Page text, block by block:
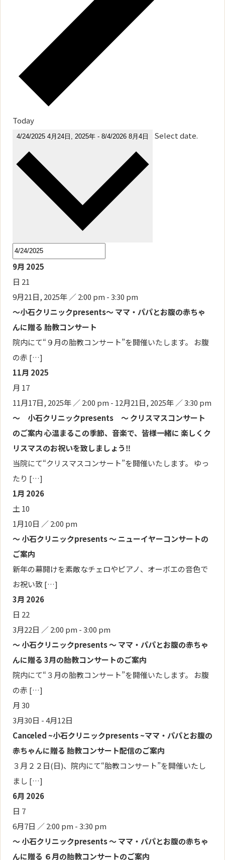
Today
4/24/2025 4月24日, 2025年 - 8/4/2026 8月4日 Select date.
9月 2025
日 21
9月21日, 2025年 ／ 2:00 pm -3:30 pm
～小石クリニックpresents～ ママ・パパとお腹の赤ちゃ
んに贈る 胎教コンサート
院内にて“９月の胎教コンサート”を開催いたします。 お腹
の赤 […]
11月 2025
月 17
11月17日, 2025年 ／ 2:00 pm - 12月21日, 2025年 ／ 3:30 pm
～ 小石クリニックpresents ～ クリスマスコンサート
のご案内 心温まるこの季節、音楽で、皆様一緒に 楽しくク
リスマスのお祝いを致しましょう‼
当院にて“クリスマスコンサート”を開催いたします。 ゆっ
たり […]
1月 2026
土 10
1月10日 ／ 2:00 pm
～ 小石クリニックpresents ～ ニューイヤーコンサートの
ご案内
新年の幕開けを素敵なチェロやピアノ、オーボエの音色で
お祝い致 […]
3月 2026
日 22
3月22日 ／ 2:00 pm -3:00 pm
～ 小石クリニックpresents ～ ママ・パパとお腹の赤ちゃ
んに贈る 3月の胎教コンサートのご案内
院内にて“３月の胎教コンサート”を開催いたします。 お腹
の赤 […]
月 30
3月30日 -4月12日
Canceled~小石クリニックpresents ~ママ・パパとお腹の
赤ちゃんに贈る 胎教コンサート配信のご案内
３月２２日(日)、院内にて“胎教コンサート”を開催いたし
まし […]
6月 2026
日 7
6月7日 ／ 2:00 pm -3:30 pm
～ 小石クリニックpresents ～ ママ・パパとお腹の赤ちゃ
んに贈る ６月の胎教コンサートのご案内